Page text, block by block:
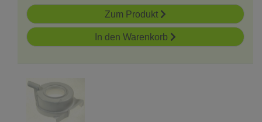
Zum Produkt
In den Warenkorb